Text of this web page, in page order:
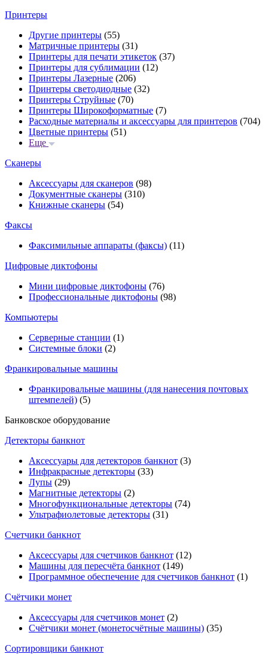
Принтеры
Другие принтеры (55)
Матричные принтеры (31)
Принтеры для печати этикеток (37)
Принтеры для сублимации (12)
Принтеры Лазерные (206)
Принтеры светодиодные (32)
Принтеры Струйные (70)
Принтеры Широкоформатные (7)
Расходные материалы и аксессуары для принтеров (704)
Цветные принтеры (51)
Еще
Сканеры
Аксессуары для сканеров (98)
Документные сканеры (310)
Книжные сканеры (54)
Факсы
Факсимильные аппараты (факсы) (11)
Цифровые диктофоны
Мини цифровые диктофоны (76)
Профессиональные диктофоны (98)
Компьютеры
Серверные станции (1)
Системные блоки (2)
Франкировальные машины
Франкировальные машины (для нанесения почтовых
штемпелей) (5)
Банковское оборудование
Детекторы банкнот
Аксессуары для детекторов банкнот (3)
Инфракрасные детекторы (33)
Лупы (29)
Магнитные детекторы (2)
Многофункциональные детекторы (74)
Ультрафиолетовые детекторы (31)
Счетчики банкнот
Аксессуары для счетчиков банкнот (12)
Машины для пересчёта банкнот (149)
Программное обеспечение для счетчиков банкнот (1)
Счётчики монет
Аксессуары для счетчиков монет (2)
Счётчики монет (монетосчётные машины) (35)
Cортировщики банкнот